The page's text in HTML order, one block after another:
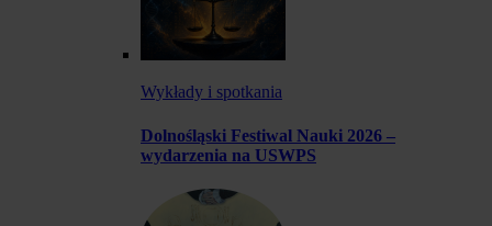
Wykłady i spotkania
Dolnośląski Festiwal Nauki 2026 –
wydarzenia na USWPS